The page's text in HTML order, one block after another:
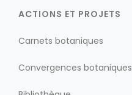
ACTIONS ET PROJETS
Carnets botaniques
Convergences botaniques